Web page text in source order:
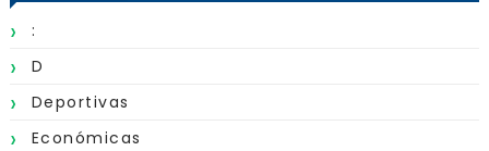
:
D
Deportivas
Económicas